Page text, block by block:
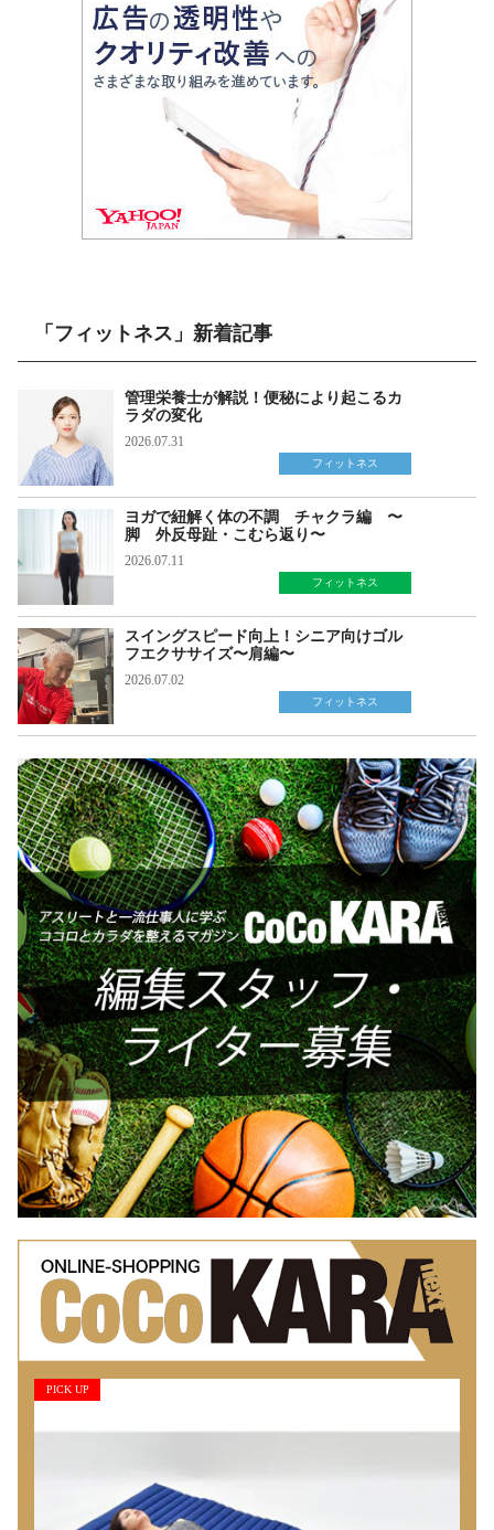
「フィットネス」新着記事
管理栄養士が解説！便秘により起こるカ
ラダの変化
2026.07.31
フィットネス
ヨガで紐解く体の不調 チャクラ編 〜
脚 外反母趾・こむら返り〜
2026.07.11
フィットネス
スイングスピード向上！シニア向けゴル
フエクササイズ〜肩編〜
2026.07.02
フィットネス
PICK UP